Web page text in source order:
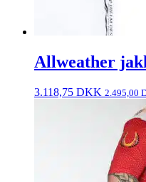
Allweather
3.118,75 DKK 2.495,00